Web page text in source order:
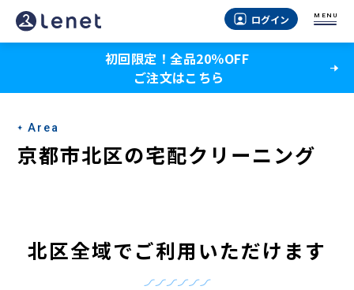
京
都
北
区
の
ログイン MENU
初回限定！全品20％OFF
ご注文はこちら
Area
京都市北区の宅配クリーニング
北区全域でご利用いただけます